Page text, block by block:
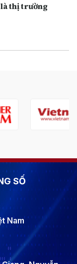
thị trường
SỐ
Nam